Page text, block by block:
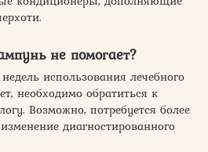
не помогает?
использования лечебного
необходимо обратиться к
Возможно, потребуется более
диагностированного